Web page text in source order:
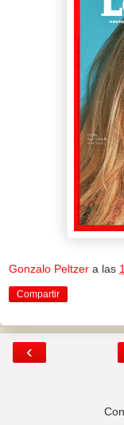
Gonzalo Peltzer a las
Compartir
‹